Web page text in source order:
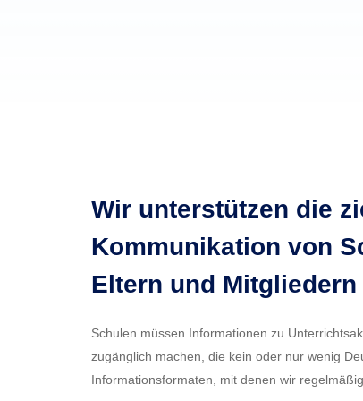
Wir unterstützen die
Kommunikation von
Eltern und
Schulen müssen Informationen zu
zugänglich machen, die kein oder nur wenig
Informationsformaten, mit denen wir